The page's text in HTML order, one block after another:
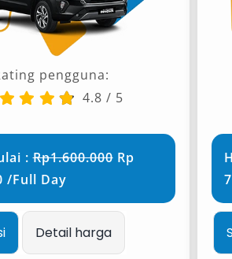
pengguna:
4.8 / 5
:Rp1.600.000Rp
/Full Day
Detail harga